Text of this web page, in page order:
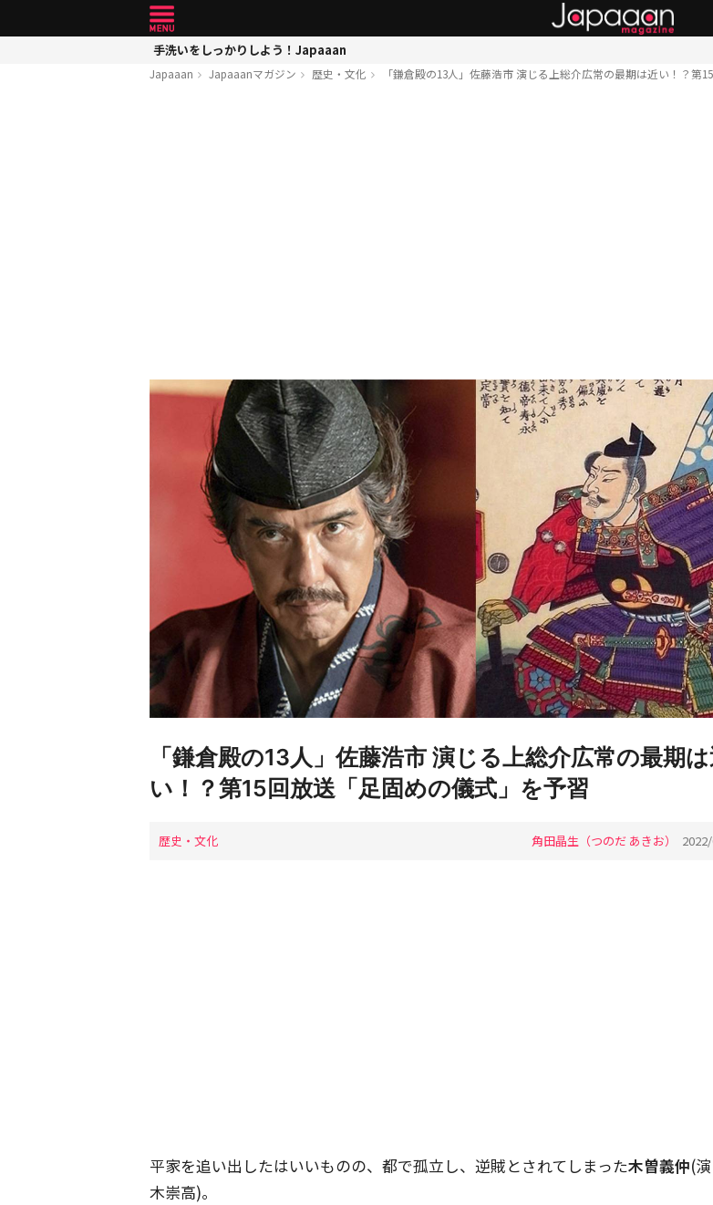
手洗いをしっかりしよう！Japaaan
Japaaan Japaaanマガジン 歴史・文化 「鎌倉殿の13人」佐藤浩市 演じる上総介広常の最期は近い！？第
「鎌倉殿の13人」佐藤浩市 演じる上総介広常の最期
い！？第15回放送「足固めの儀式」を予習
歴史・文化 角田晶生（つのだ あきお）
平家を追い出したはいいものの、都で孤立し、逆賊とされてしまった木曽義仲(
木崇高)。